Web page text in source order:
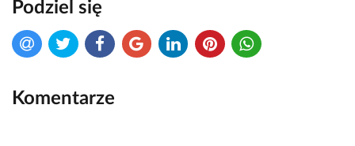
Podziel się
Komentarze